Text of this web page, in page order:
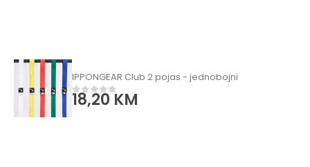
IPPONGEAR Club 2 pojas - jednobojni
od 5
18,20KM